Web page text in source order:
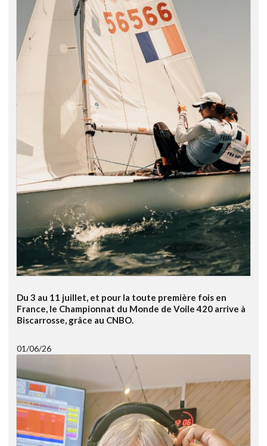
Du 3 au 11 juillet, et pour la toute première fois en
France, le Championnat du Monde de Voile 420 arrive à
Biscarrosse, grâce au CNBO.
01/06/26